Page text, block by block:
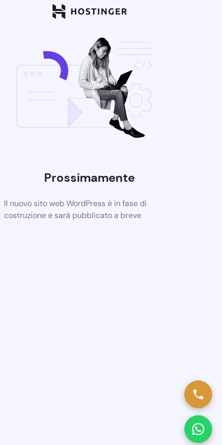
Prossimamente
Il nuovo sito web WordPress è in fase di
costruzione e sarà pubblicato a breve